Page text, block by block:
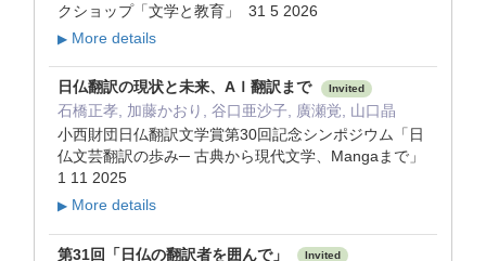
クショップ「文学と教育」 31 5 2026
▶ More details
日仏翻訳の現状と未来、AＩ翻訳まで Invited
石橋正孝, 加藤かおり, 谷口亜沙子, 廣瀬覚, 山口晶
小西財団日仏翻訳文学賞第30回記念シンポジウム「日
仏文芸翻訳の歩み─ 古典から現代文学、Mangaまで」
1 11 2025
▶ More details
第31回「日仏の翻訳者を囲んで」 Invited